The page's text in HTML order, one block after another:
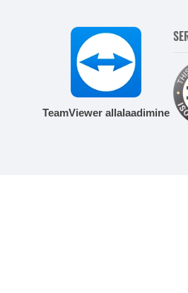
TeamViewer allalaadimine